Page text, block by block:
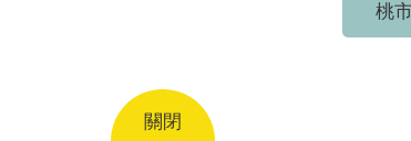
桃
關閉